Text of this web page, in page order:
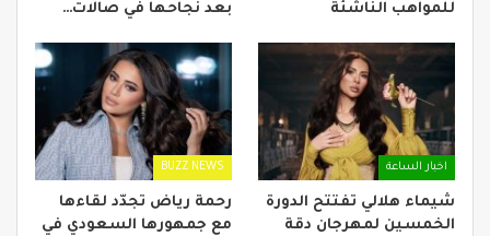
للمواهب الناشئة
بعد نجاحها في صالات…
اخبار الساعة
شيماء هلالي تفتتح الدورة
الخمسين لمهرجان دقة
BUZZ NEWS
رحمة رياض تجدّد لقاءها
مع جمهورها السعودي في